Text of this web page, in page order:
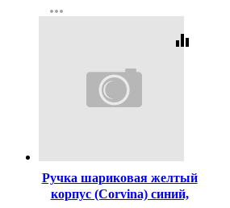
Регистрация
more_horiz
equalizer
Ручка шариковая желтый
корпус (Corvina) синий,